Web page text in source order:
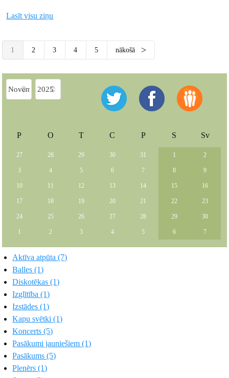
Lasīt visu ziņu
1 2 3 4 5 nākošā
P O T C P S Sv
27 28 29 30 31 1 2
3 4 5 6 7 8 9
10 11 12 13 14 15 16
17 18 19 20 21 22 23
24 25 26 27 28 29 30
1 2 3 4 5 6 7
Aktīva atpūta (7)
Balles (1)
Diskotēkas (1)
Izglītība (1)
Izstādes (1)
Kapu svētki (1)
Koncerts (5)
Pasākumi jauniešiem (1)
Pasākums (5)
Plenērs (1)